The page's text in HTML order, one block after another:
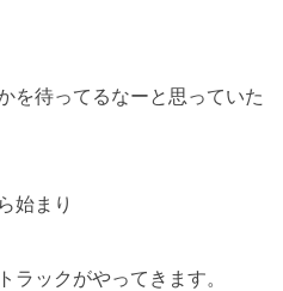
を待ってるなーと思っていた
始まり
ラックがやってきます。